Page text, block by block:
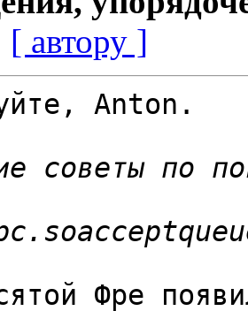
[ автору ]
Anton.
Фре